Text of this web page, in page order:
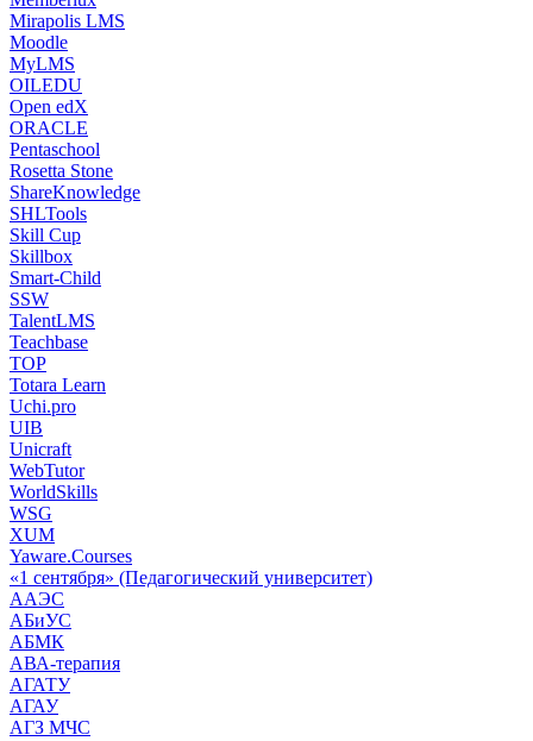
Mirapolis LMS
Moodle
MyLMS
OILEDU
Open edX
ORACLE
Pentaschool
Rosetta Stone
ShareKnowledge
SHLTools
Skill Cup
Skillbox
Smart-Child
SSW
TalentLMS
Teachbase
TOP
Totara Learn
Uchi.pro
UIB
Unicraft
WebTutor
WorldSkills
WSG
XUM
Yaware.Courses
«1 сентября» (Педагогический университет)
ААЭС
АБиУС
АБМК
АВА-терапия
АГАТУ
АГАУ
АГЗ МЧС